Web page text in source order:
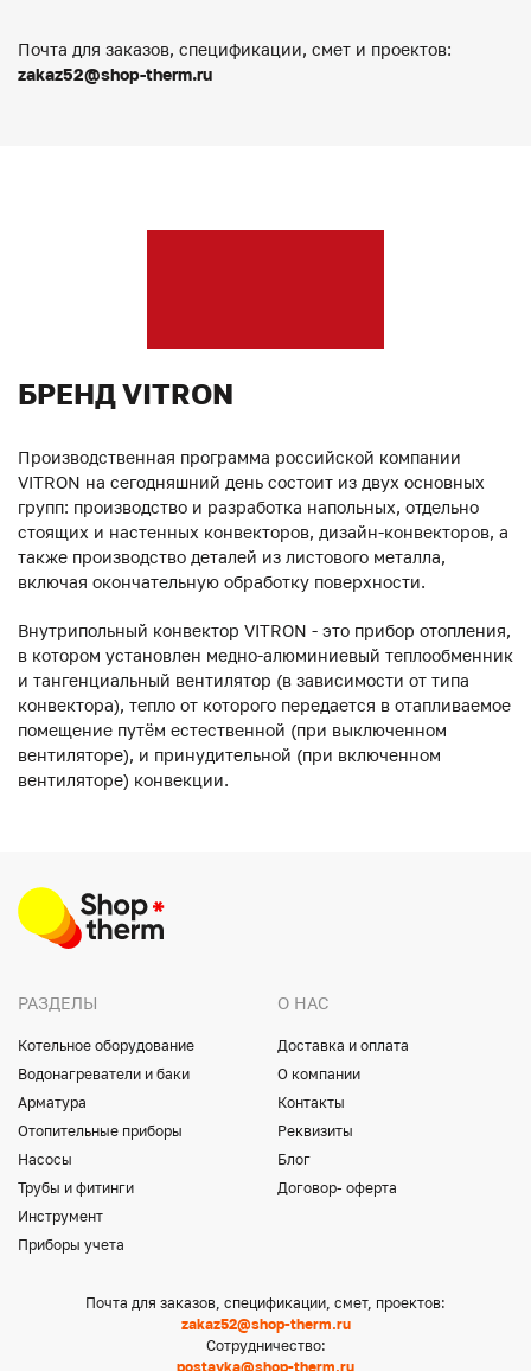
Почта для заказов, спецификации, смет и проектов:
zakaz52@shop-therm.ru
БРЕНД VITRON
Производственная программа российской компании
VITRON на сегодняшний день состоит из двух основных
групп: производство и разработка напольных, отдельно
стоящих и настенных конвекторов, дизайн-конвекторов, а
также производство деталей из листового металла,
включая окончательную обработку поверхности.
Внутрипольный конвектор VITRON - это прибор отопления,
в котором установлен медно-алюминиевый теплообменник
и тангенциальный вентилятор (в зависимости от типа
конвектора), тепло от которого передается в отапливаемое
помещение путём естественной (при выключенном
вентиляторе), и принудительной (при включенном
вентиляторе) конвекции.
РАЗДЕЛЫ
Котельное оборудование
Водонагреватели и баки
Арматура
Отопительные приборы
Насосы
Трубы и фитинги
Инструмент
Приборы учета
О НАС
Доставка и оплата
О компании
Контакты
Реквизиты
Блог
Договор- оферта
Почта для заказов, спецификации, смет, проектов:
zakaz52@shop-therm.ru
Сотрудничество:
postavka@shop-therm.ru